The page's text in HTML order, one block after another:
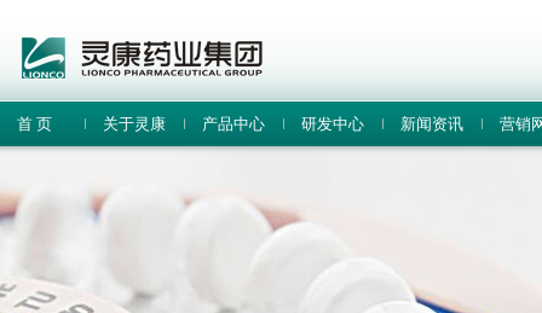
首 页 关于灵康 产品中心 研发中心 新闻资讯 营销